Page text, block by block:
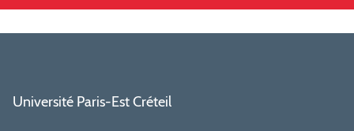
Université Paris-Est Créteil